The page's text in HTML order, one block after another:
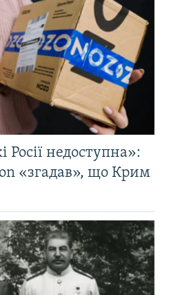
Росії недоступна»:
«згадав», що Крим